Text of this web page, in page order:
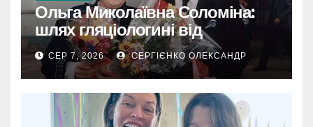
Ольга Миколаївна Соломіна:
шлях гляціологині від
експедиційної кухарки до
директора Інституту географії
РАН
СЕР 7, 2026 СЕРГІЄНКО ОЛЕКСАНДР